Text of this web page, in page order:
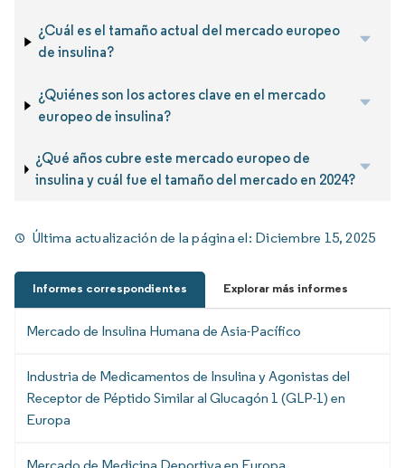
¿Cuál es el tamaño actual del mercado europeo
de insulina?
¿Quiénes son los actores clave en el mercado
europeo de insulina?
¿Qué años cubre este mercado europeo de
insulina y cuál fue el tamaño del mercado en 2024?
Última actualización de la página el: Diciembre 15, 2025
Informes correspondientes Explorar más informes
Mercado de Insulina Humana de Asia-Pacífico
Industria de Medicamentos de Insulina y Agonistas del
Receptor de Péptido Similar al Glucagón 1 (GLP-1) en
Europa